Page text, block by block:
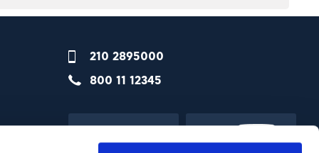
210 2895000
800 11 12345